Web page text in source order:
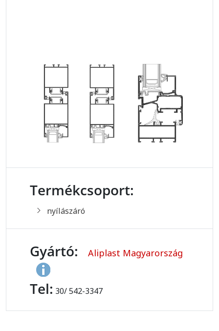
Termékcsoport:
nyílászáró
Gyártó: Aliplast Magyarország
Tel: 30/ 542-3347